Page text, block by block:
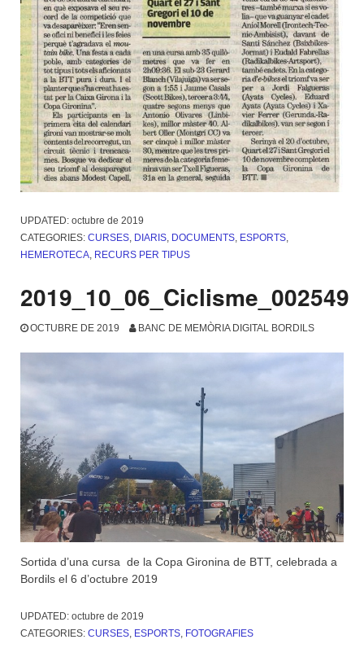
UPDATED: octubre de 2019
CATEGORIES: CURSES, DIARIS, DOCUMENTS, ESPORTS,
HEMEROTECA, RECURS PER TIPUS
2019_10_06_Ciclisme_002549
OCTUBRE DE 2019 BANC DE MEMÒRIA DIGITAL BORDILS
Sortida d’una cursa de la Copa Gironina de BTT, celebrada a
Bordils el 6 d’octubre 2019
UPDATED: octubre de 2019
CATEGORIES: CURSES, ESPORTS, FOTOGRAFIES